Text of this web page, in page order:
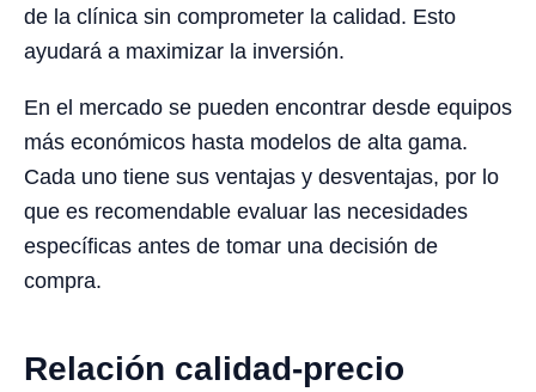
de la clínica sin comprometer la calidad. Esto
ayudará a maximizar la inversión.
En el mercado se pueden encontrar desde equipos
más económicos hasta modelos de alta gama.
Cada uno tiene sus ventajas y desventajas, por lo
que es recomendable evaluar las necesidades
específicas antes de tomar una decisión de
compra.
Relación calidad-precio